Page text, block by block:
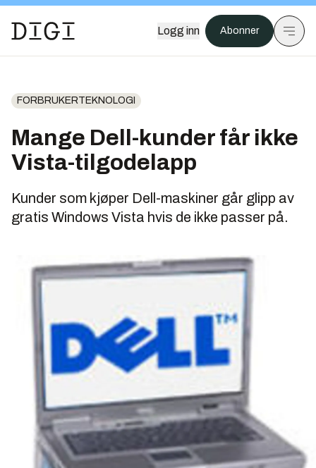
Logg inn Abonner
FORBRUKERTEKNOLOGI
Mange Dell-kunder får ikke
Vista-tilgodelapp
Kunder som kjøper Dell-maskiner går glipp av
gratis Windows Vista hvis de ikke passer på.